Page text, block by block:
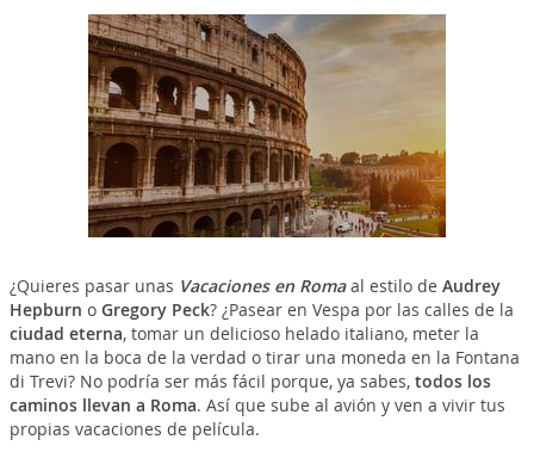
¿Quieres pasar unas Vacaciones en Romaal estilo de Audrey
Hepburn o Gregory Peck? ¿Pasear en Vespa por las calles de la
ciudad eterna, tomar un delicioso helado italiano, meter la
mano en la boca de la verdad o tirar una moneda en la Fontana
di Trevi? No podría ser más fácil porque, ya sabes, todos los
caminos llevan a Roma. Así que sube al avión y ven a vivir tus
propias vacaciones de película.